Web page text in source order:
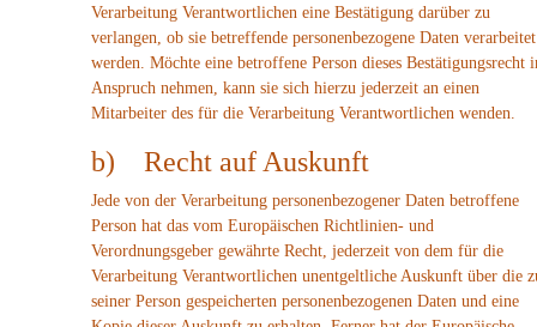
Verarbeitung Verantwortlichen eine Bestätigung darüber zu
verlangen, ob sie betreffende personenbezogene Daten verarbeitet
werden. Möchte eine betroffene Person dieses Bestätigungsrecht
Anspruch nehmen, kann sie sich hierzu jederzeit an einen
Mitarbeiter des für die Verarbeitung Verantwortlichen wenden.
b) Recht auf Auskunft
Jede von der Verarbeitung personenbezogener Daten betroffene
Person hat das vom Europäischen Richtlinien- und
Verordnungsgeber gewährte Recht, jederzeit von dem für die
Verarbeitung Verantwortlichen unentgeltliche Auskunft über die
seiner Person gespeicherten personenbezogenen Daten und eine